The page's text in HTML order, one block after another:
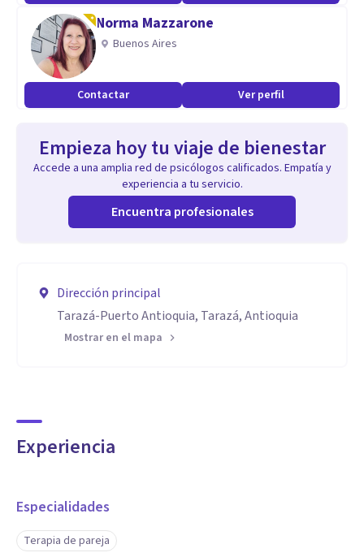
Norma Mazzarone
Buenos Aires
Contactar Ver perfil
Empieza hoy tu viaje de bienestar
Accede a una amplia red de psicólogos calificados. Empatía y
experiencia a tu servicio.
Encuentra profesionales
Dirección principal
Tarazá-Puerto Antioquia, Tarazá, Antioquia
Mostrar en el mapa
Experiencia
Especialidades
Terapia de pareja